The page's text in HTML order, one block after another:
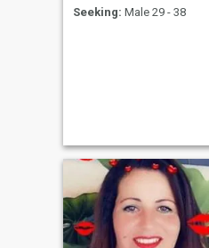
Seeking: Male 29 - 38